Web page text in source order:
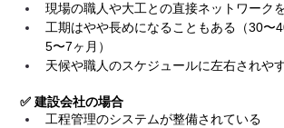
現場の職人や大工との直接ネットワーク
工期はやや長めになることもある（30〜
5〜7ヶ月）
天候や職人のスケジュールに左右されや
✅ 建設会社の場合
工程管理のシステムが整備されている